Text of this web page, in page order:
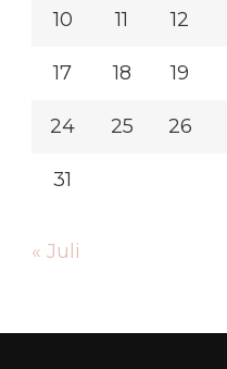
10 11 12
17 18 19
24 25 26
31
« Juli